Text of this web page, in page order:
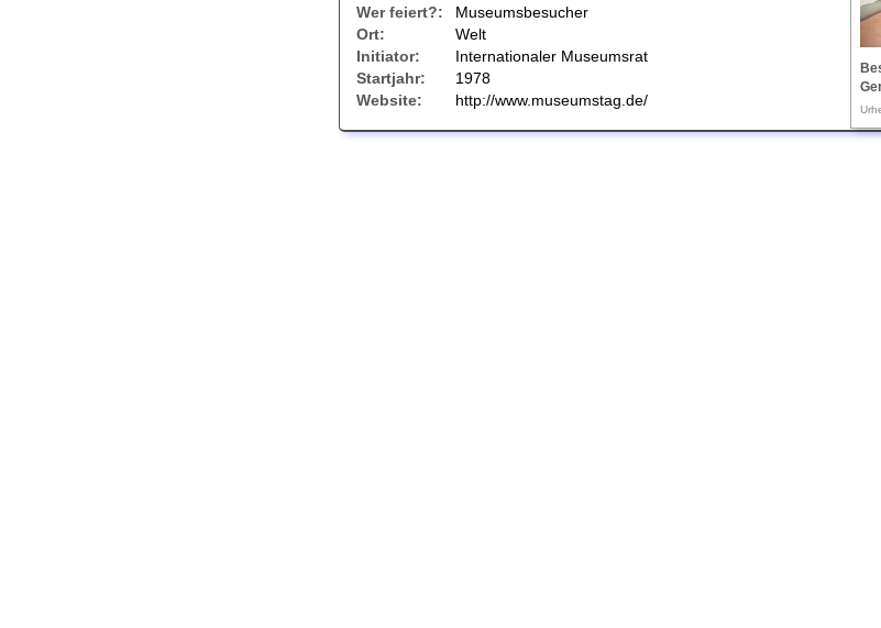
Wer feiert?:
Museumsbesucher
Ort:
Welt
Initiator:
Internationaler Museumsrat
Startjahr:
1978
Website:
http://www.museumstag.de/